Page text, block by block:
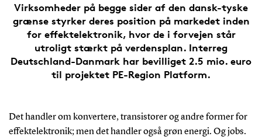
Virksomheder på begge sider af den dansk-tyske
grænse styrker deres position på markedet inden
for effektelektronik, hvor de i forvejen står
utroligt stærkt på verdensplan. Interreg
Deutschland-Danmark har bevilliget 2.5 mio. euro
til projektet PE-Region Platform.
Det handler om konvertere, transistorer og andre former for
effektelektronik; men det handler også grøn energi. Og jobs.